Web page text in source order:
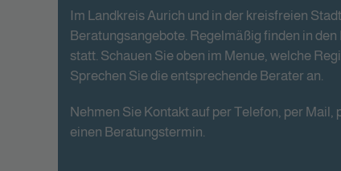
Im Landkreis Aurich und in der kreisfreien
Beratungsangebote. Regelmäßig finden in
statt. Schauen Sie oben im Menue, welche
Sprechen Sie die entsprechende Berater an.
Nehmen Sie Kontakt auf per Telefon, per Mail,
einen Beratungstermin.